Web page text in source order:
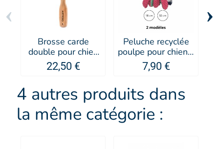
Brosse carde
double pour chien
et chat à poils fins
- Artero
22,50 €
Peluche recyclée
poulpe pour chien -
Doogy
7,90 €
‹ ›
4 autres produits dans
la même catégorie :